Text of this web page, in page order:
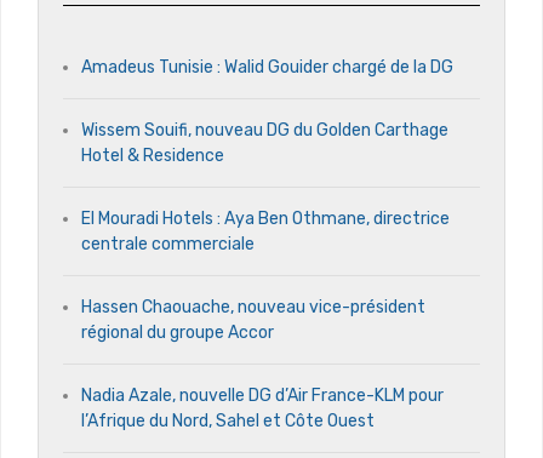
Amadeus Tunisie : Walid Gouider chargé de la DG
Wissem Souifi, nouveau DG du Golden Carthage
Hotel & Residence
El Mouradi Hotels : Aya Ben Othmane, directrice
centrale commerciale
Hassen Chaouache, nouveau vice-président
régional du groupe Accor
Nadia Azale, nouvelle DG d’Air France-KLM pour
l’Afrique du Nord, Sahel et Côte Ouest